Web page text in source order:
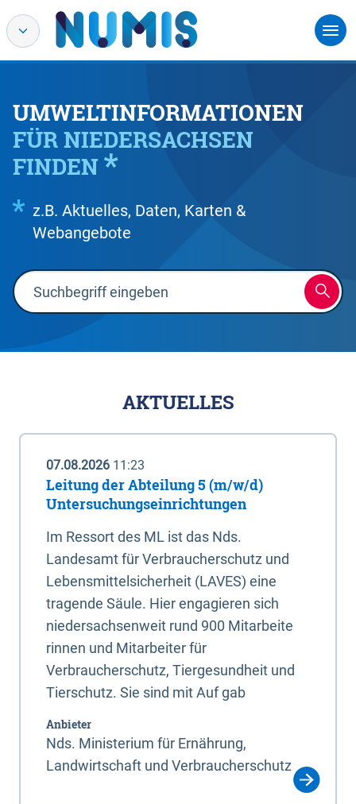
UMWELTINFORMATIONEN
FÜR NIEDERSACHSEN
FINDEN
z.B. Aktuelles, Daten, Karten &
Webangebote
AKTUELLES
07.08.2026 11:23
Leitung der Abteilung 5 (m/w/d)
Untersuchungseinrichtungen
Im Ressort des ML ist das Nds.
Landesamt für Verbraucherschutz und
Lebensmittelsicherheit (LAVES) eine
tragende Säule. Hier engagieren sich
niedersachsenweit rund 900 Mitarbeite
rinnen und Mitarbeiter für
Verbraucherschutz, Tiergesundheit und
Tierschutz. Sie sind mit Auf gab
Anbieter
Nds. Ministerium für Ernährung,
Landwirtschaft und Verbraucherschutz